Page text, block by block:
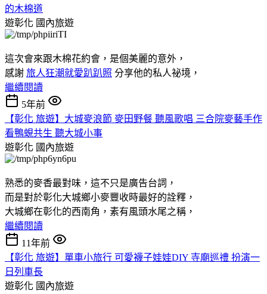
的木棉道
遊彰化 國內旅遊
這次會來跟木棉花約會，是個美麗的意外，
感謝 旅人狂潮就愛趴趴照 分享他的私人祕境，
繼續閱讀
5年前
【彰化 旅遊】大城麥浪節 麥田野餐 聽風歌唱 三合院麥藝手作
看鴨蜆共生 聽大城小事
遊彰化 國內旅遊
熟悉的麥香最對味，這不只是廣告台詞，
而是對於彰化大城鄉小麥豐收時最好的詮釋，
大城鄉在彰化的西南角，素有風頭水尾之稱，
繼續閱讀
11年前
【彰化 旅遊】單車小旅行 可愛襪子娃娃DIY 寺廟巡禮 扮演一
日列車長
遊彰化 國內旅遊